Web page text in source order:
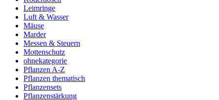
Leimringe
Luft & Wasser
Mäuse
Marder
Messen & Steuern
Mottenschutz
ohnekategorie
Pflanzen A-Z
Pflanzen thematisch
Pflanzensets
Pflanzenstärkung